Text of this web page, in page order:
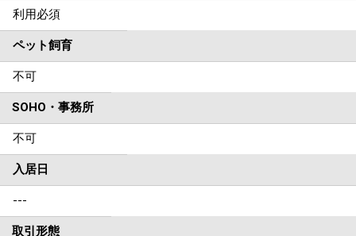
利用必須
ペット飼育
不可
SOHO・事務所
不可
入居日
---
取引形態